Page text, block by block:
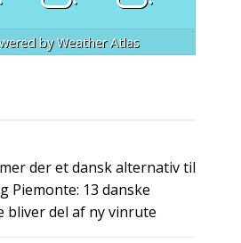
byWeather Atlas
der et dansk alternativ til
Piemonte: 13 danske
bliver del af ny vinrute